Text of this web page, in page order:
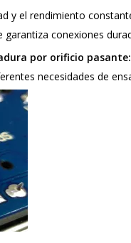
y el rendimiento
conexiones
por orificio pasante:
necesidades de